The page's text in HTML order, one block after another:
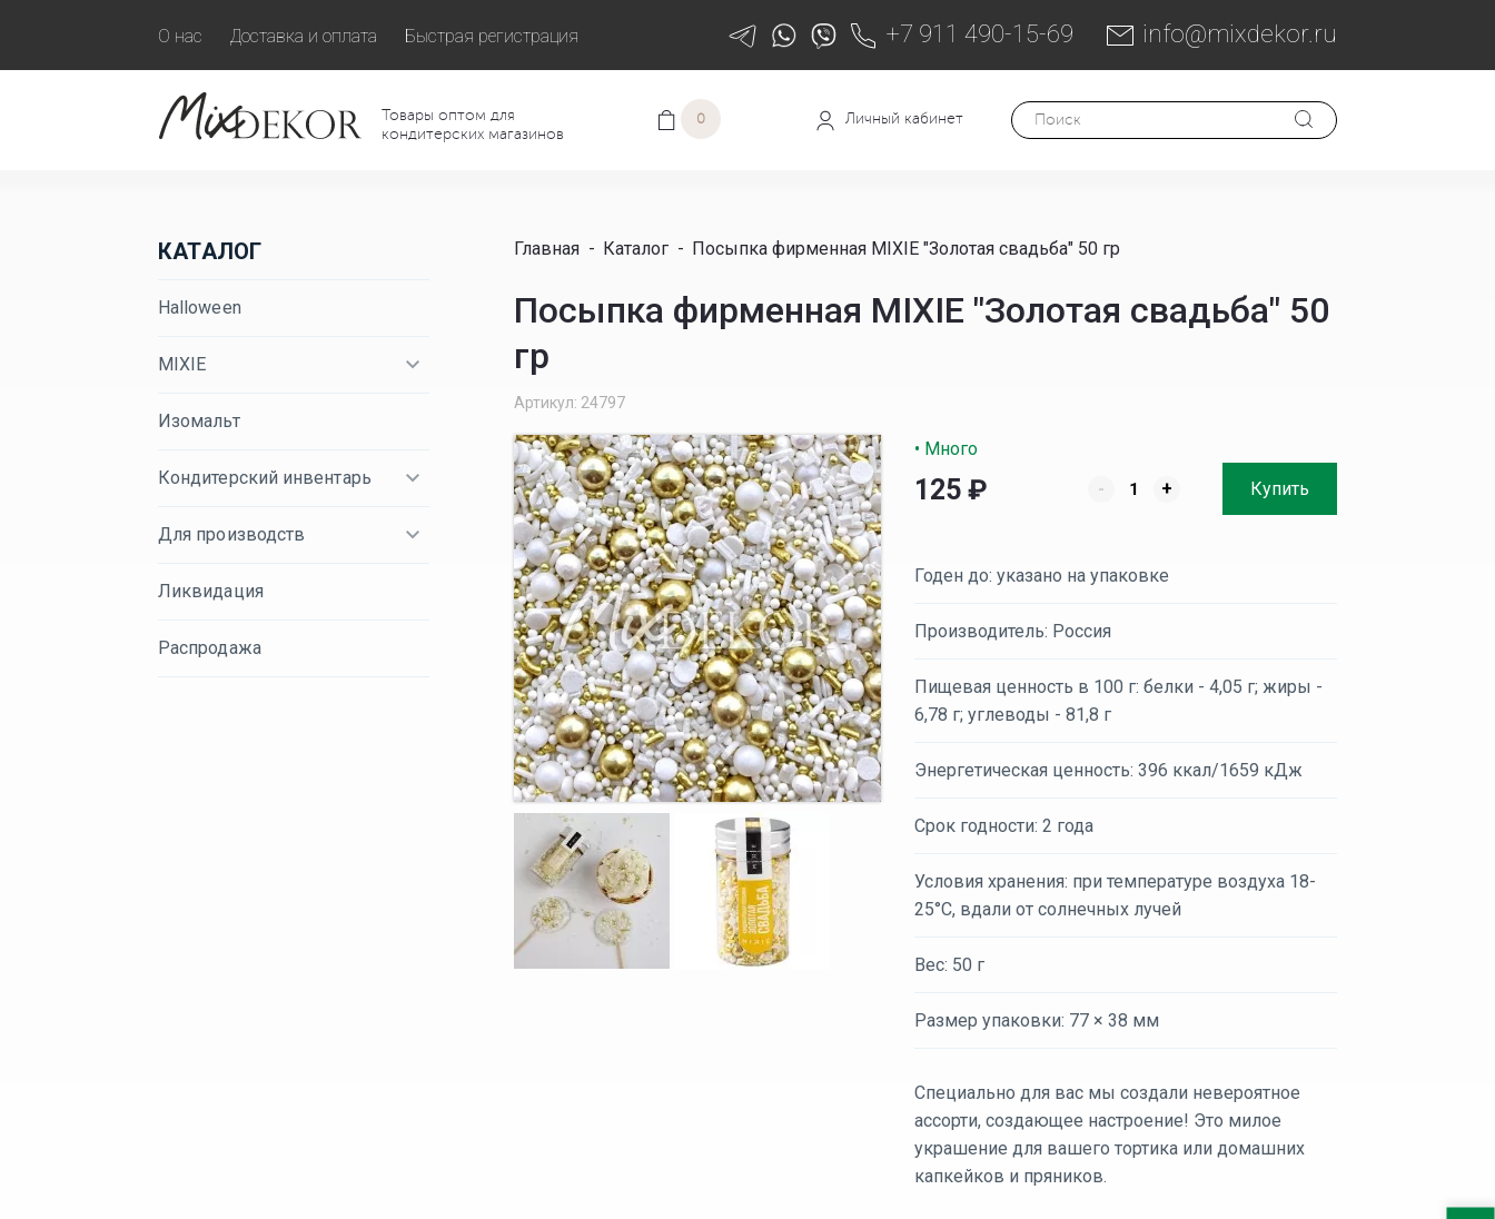
О нас Доставка и оплата Быстрая регистрация +7 911 490-15-69 info@mixdekor.ru
Товары оптом для
кондитерских магазинов
0 Личный кабинет
КАТАЛОГ
Halloween
MIXIE
Изомальт
Кондитерский инвентарь
Для производств
Ликвидация
Распродажа
Главная - Каталог - Посыпка фирменная MIXIE "Золотая свадьба" 50 гр
Посыпка фирменная MIXIE "Золотая свадьба" 50
гр
Артикул: 24797
• Много
125 ₽ - + Купить
Годен до: указано на упаковке
Производитель: Россия
Пищевая ценность в 100 г: белки - 4,05 г; жиры -
6,78 г; углеводы - 81,8 г
Энергетическая ценность: 396 ккал/1659 кДж
Срок годности: 2 года
Условия хранения: при температуре воздуха 18-
25°С, вдали от солнечных лучей
Вес: 50 г
Размер упаковки: 77 × 38 мм
Специально для вас мы создали невероятное
ассорти, создающее настроение! Это милое
украшение для вашего тортика или домашних
капкейков и пряников.